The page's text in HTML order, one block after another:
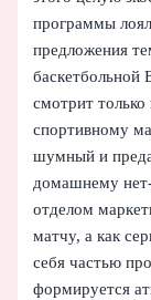
программы
предложения
баскетбольной
смотрит
спортивному
шумный и
домашнему
отделом
матчу, а как
себя частью
формируется